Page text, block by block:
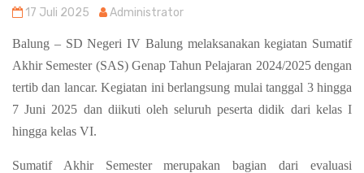
17 Juli 2025 Administrator
Balung – SD Negeri IV Balung melaksanakan kegiatan Sumatif
Akhir Semester (SAS) Genap Tahun Pelajaran 2024/2025 dengan
tertib dan lancar. Kegiatan ini berlangsung mulai tanggal 3 hingga
7 Juni 2025 dan diikuti oleh seluruh peserta didik dari kelas I
hingga kelas VI.
Sumatif Akhir Semester merupakan bagian dari evaluasi